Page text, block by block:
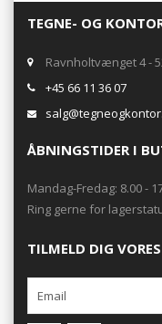
TEGNE- OG
Ravnholtvænget 4 -
+45 66 11 36 07
ÅBNINGSTIDER I
Mandag-Fredag: 8.00 -
Ring gerne for
TILMELD DIG